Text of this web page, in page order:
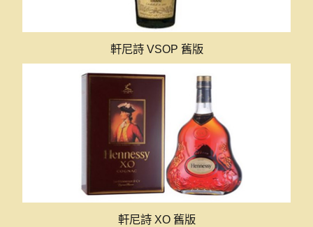
軒尼詩 VSOP 舊版
軒尼詩 XO 舊版